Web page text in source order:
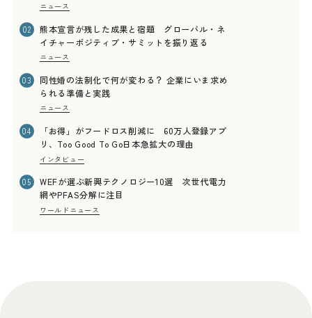
ニュース
02
熊本宣言が残した成果と宿題 グローバル・ネ
イチャーポジティブ・サミットを振り返る
ニュース
03
同性婚の法制化で何が変わる？ 企業にいま求め
られる準備と実践
ニュース
04
「お得」がフードロス削減に 60万人登録アプ
リ、Too Good To Go日本急拡大の理由
インタビュー
05
WEFが選ぶ新興テクノロジー10選 次世代電力
網やPFAS分解に注目
ワールドニュース